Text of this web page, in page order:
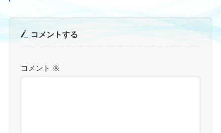
コメントする
コメント ※